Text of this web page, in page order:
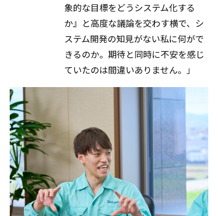
象的な目標をどうシステム化する
か』と高度な議論を交わす横で、シ
ステム開発の知見がない私に何がで
きるのか。期待と同時に不安を感じ
ていたのは間違いありません。」